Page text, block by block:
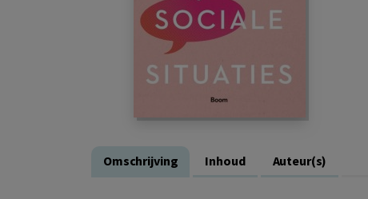
Omschrijving Inhoud Auteur(s)